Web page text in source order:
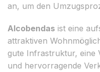
an, um den
Alcobendas ist eine
attraktiven
gute Infrastruktur, eine
und hervorragende